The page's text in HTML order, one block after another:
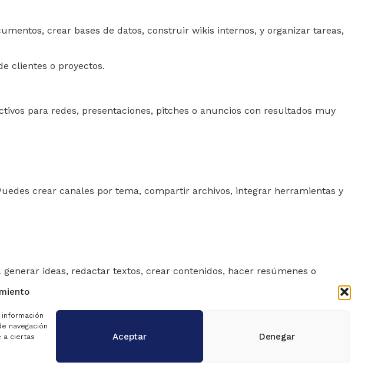
navegación
a ciertas
Aceptar Denegar
crear bases de datos, construir wikis internos, y organizar tareas,
clientes o proyectos.
para redes, presentaciones, pitches o anuncios con resultados muy
crear canales por tema, compartir archivos, integrar herramientas y
ideas, redactar textos, crear contenidos, hacer resúmenes o
Ideal para equipos pequeños que necesitan flujos de trabajo